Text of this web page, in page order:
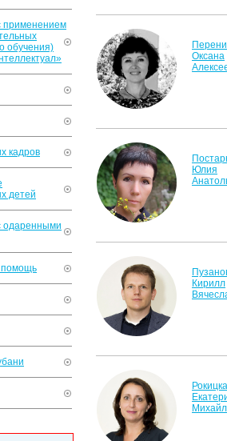
применением
обучения)
кадров
детей
одаренными
помощь
Оксана
Юлия
Кирилл